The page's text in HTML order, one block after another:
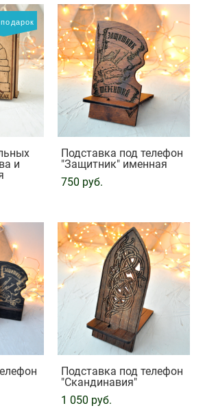
и
Подставка под телефон
"Защитник" именная
750 pуб.
Подставка под телефон
"Скандинавия"
1 050 pуб.